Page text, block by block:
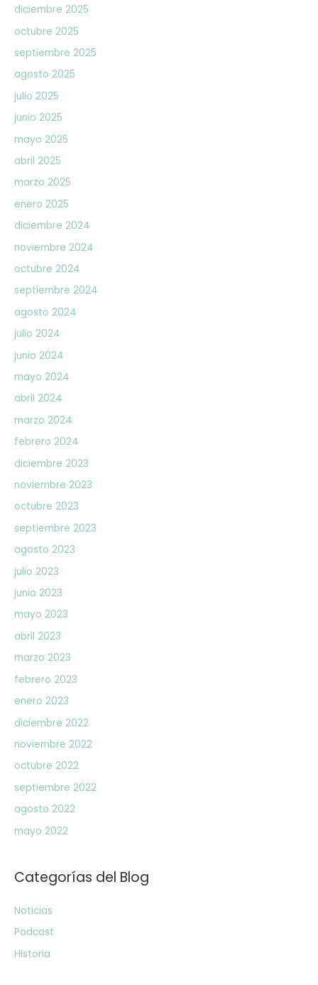
diciembre 2025
octubre 2025
septiembre 2025
agosto 2025
julio 2025
junio 2025
mayo 2025
abril 2025
marzo 2025
enero 2025
diciembre 2024
noviembre 2024
octubre 2024
septiembre 2024
agosto 2024
julio 2024
junio 2024
mayo 2024
abril 2024
marzo 2024
febrero 2024
diciembre 2023
noviembre 2023
octubre 2023
septiembre 2023
agosto 2023
julio 2023
junio 2023
mayo 2023
abril 2023
marzo 2023
febrero 2023
enero 2023
diciembre 2022
noviembre 2022
octubre 2022
septiembre 2022
agosto 2022
mayo 2022
Categorías del Blog
Noticias
Podcast
Historia